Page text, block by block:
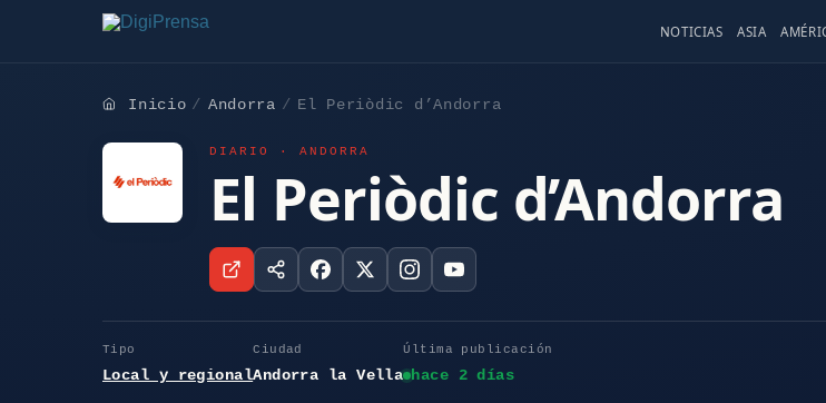
NOTICIAS ASIA
Inicio Andorra El Periòdic d’Andorra
DIARIO · ANDORRA
El Periòdic d’Andorra
Tipo
Local y regional
Ciudad
Andorra la Vella
Última publicación
hace 2 días